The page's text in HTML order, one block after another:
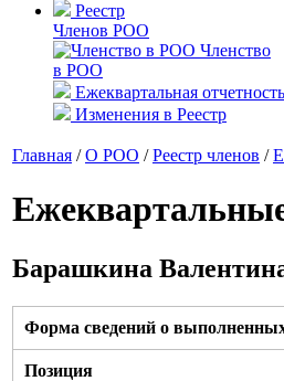
Реестр
Членов РОО
Членство
в РОО
Ежеквартальная отчетность
Изменения в Реестр
Главная /О РОО /Реестр членов /
Барашкина
Форма сведений о
Позиция